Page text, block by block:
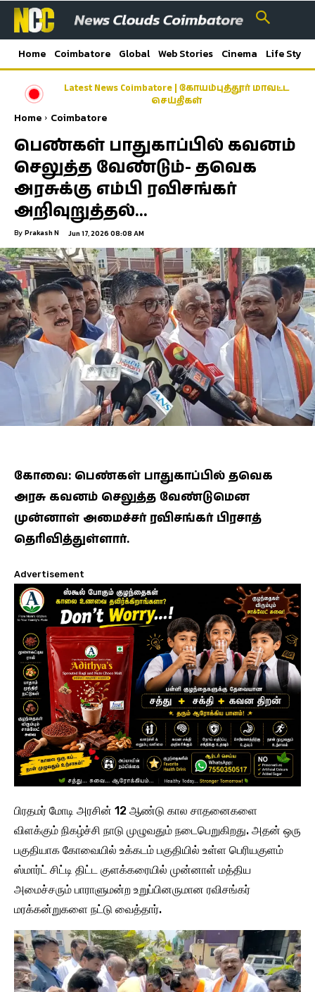
Home Coimbatore Global Web Stories Cinema Life Style
Latest News Coimbatore | கோயம்புத்தூர் மாவட்ட
செய்திகள்
Home Coimbatore
பெண்கள் பாதுகாப்பில் கவனம்
செலுத்த வேண்டும்- தவெக
அரசுக்கு எம்பி ரவிசங்கர்
அறிவுறுத்தல்…
By Prakash N Jun 17, 2026 08:08 AM
கோவை: பெண்கள் பாதுகாப்பில் தவெக
அரசு கவனம் செலுத்த வேண்டுமென
முன்னாள் அமைச்சர் ரவிசங்கர் பிரசாத்
தெரிவித்துள்ளார்.
Advertisement
பிரதமர் மோடி அரசின் 12 ஆண்டு கால சாதனைகளை
விளக்கும் நிகழ்ச்சி நாடு முழுவதும் நடைபெறுகிறது. அதன் ஒரு
பகுதியாக கோவையில் உக்கடம் பகுதியில் உள்ள பெரியகுளம்
ஸ்மார்ட் சிட்டி திட்ட குளக்கரையில் முன்னாள் மத்திய
அமைச்சரும் பாராளுமன்ற உறுப்பினருமான ரவிசங்கர்
மரக்கன்றுகளை நட்டு வைத்தார்.